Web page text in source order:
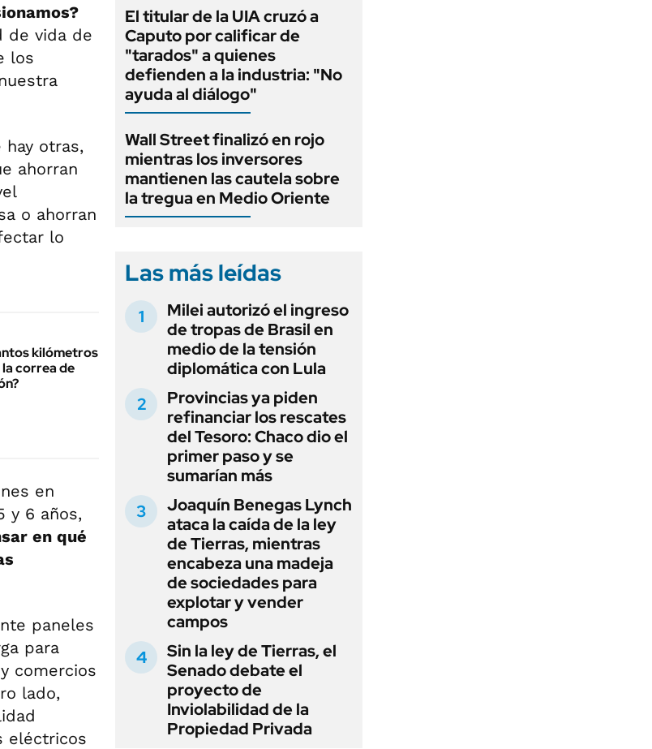
de vida de
los
hay otras,
ahorran
o ahorran
lo
kilómetros
correa de
en
y 6 años,
en qué
paneles
para
comercios
lado,
eléctricos
El titular de la UIA cruzó a
Caputo por calificar de
"tarados" a quienes
defienden a la industria: "No
ayuda al diálogo"
Wall Street finalizó en rojo
mientras los inversores
mantienen las cautela sobre
la tregua en Medio Oriente
Las más leídas
Milei autorizó el ingreso
de tropas de Brasil en
medio de la tensión
diplomática con Lula
Provincias ya piden
refinanciar los rescates
del Tesoro: Chaco dio el
primer paso y se
sumarían más
Joaquín Benegas Lynch
ataca la caída de la ley
de Tierras, mientras
encabeza una madeja
de sociedades para
explotar y vender
campos
Sin la ley de Tierras, el
Senado debate el
proyecto de
Inviolabilidad de la
Propiedad Privada